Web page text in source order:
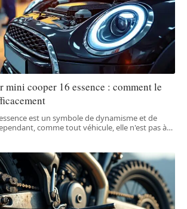
mini cooper 16 essence : comment le
est un symbole de dynamisme et de
comme tout véhicule, elle n'est pas à…